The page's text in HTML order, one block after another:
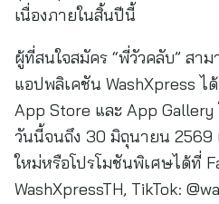
เนื่องภายในสิ้นปีนี้
ผู้ที่สนใจสมัคร “พี่วัวคลับ” สา
แอปพลิเคชัน WashXpress ไ
App Store และ App
วันนี้จนถึง 30 มิถุนายน 2569
ใหม่หรือโปรโมชันพิเศษได้ที่
WashXpressTH, TikTok: